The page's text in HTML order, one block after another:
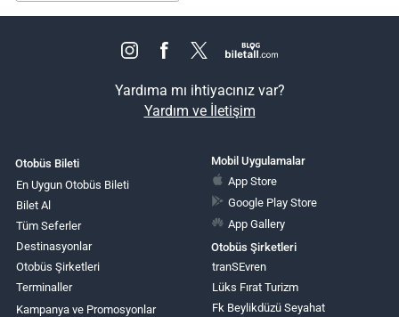
Yardıma mı ihtiyacınız var?
Yardım ve İletişim
Otobüs Bileti
En Uygun Otobüs Bileti
Bilet Al
Tüm Seferler
Destinasyonlar
Otobüs Şirketleri
Terminaller
Kampanya ve Promosyonlar
Mobil Uygulamalar
App Store
Google Play Store
App Gallery
Otobüs Şirketleri
tranSEvren
Lüks Fırat Turizm
Fk Beylikdüzü Seyahat